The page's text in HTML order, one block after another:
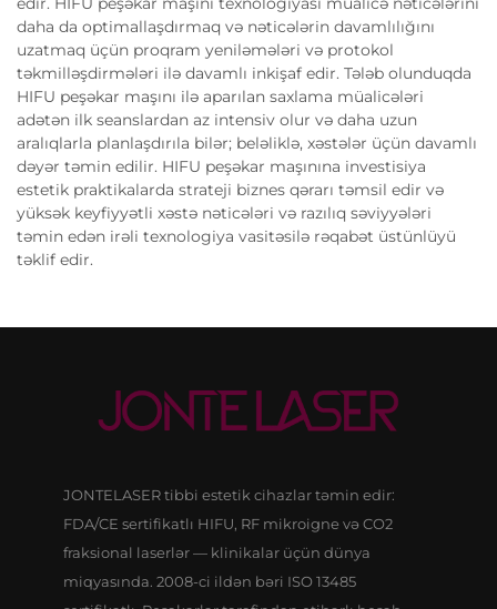
daha da optimallaşdırmaq və nəticələrin davamlılığını
uzatmaq üçün proqram yeniləmələri və protokol
təkmilləşdirmələri ilə davamlı inkişaf edir. Tələb olunduqda
HIFU peşəkar maşını ilə aparılan saxlama müalicələri
adətən ilk seanslardan az intensiv olur və daha uzun
aralıqlarla planlaşdırıla bilər; beləliklə, xəstələr üçün davamlı
dəyər təmin edilir. HIFU peşəkar maşınına investisiya
estetik praktikalarda strateji biznes qərarı təmsil edir və
yüksək keyfiyyətli xəstə nəticələri və razılıq səviyyələri
təmin edən irəli texnologiya vasitəsilə rəqabət üstünlüyü
təklif edir.
JONTELASER tibbi estetik cihazlar təmin edir:
FDA/CE sertifikatlı HIFU, RF mikroigne və CO2
fraksional laserlər — klinikalar üçün dünya
miqyasında. 2008-ci ildən bəri ISO 13485